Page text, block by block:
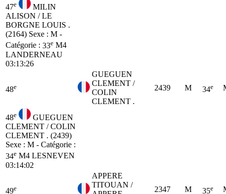
47e
MILIN
ALISON / LE
BORGNE LOUIS .
(2164) Sexe : M -
Catégorie : 33e M4
LANDERNEAU
03:13:26
48e
GUEGUEN
CLEMENT /
COLIN
CLEMENT .
2439 M 34e
48e
GUEGUEN
CLEMENT / COLIN
CLEMENT . (2439)
Sexe : M - Catégorie :
34e M4 LESNEVEN
03:14:02
49e
APPERE
TITOUAN /
2347 M 35e